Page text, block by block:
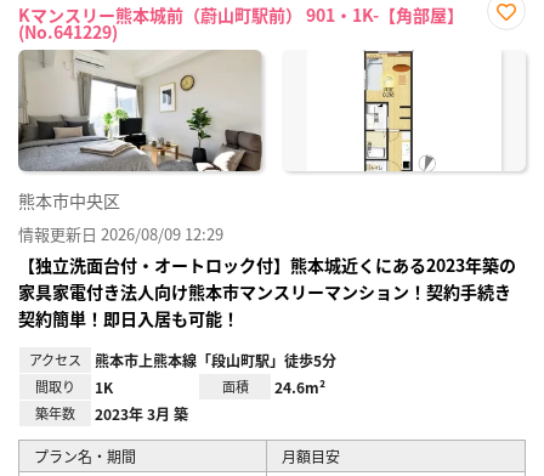
Kマンスリー熊本城前（蔚山町駅前） 901・1K-【角部屋】
(No.641229)
に入
熊本市中央区
情報更新日 2026/08/09 12:29
【独立洗面台付・オートロック付】熊本城近くにある2023年築の
家具家電付き法人向け熊本市マンスリーマンション！契約手続き
契約簡単！即日入居も可能！
アクセス 熊本市上熊本線「段山町駅」徒歩5分
間取り 1K 面積 24.6m²
築年数 2023年 3月 築
プラン名・期間 月額目安